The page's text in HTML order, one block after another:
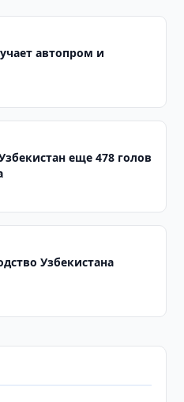
автопром и
еще 478 голов
Узбекистана